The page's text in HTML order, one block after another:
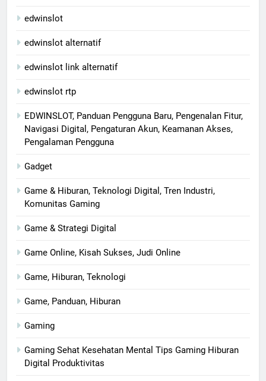
edwinslot
edwinslot alternatif
edwinslot link alternatif
edwinslot rtp
EDWINSLOT, Panduan Pengguna Baru, Pengenalan Fitur,
Navigasi Digital, Pengaturan Akun, Keamanan Akses,
Pengalaman Pengguna
Gadget
Game & Hiburan, Teknologi Digital, Tren Industri,
Komunitas Gaming
Game & Strategi Digital
Game Online, Kisah Sukses, Judi Online
Game, Hiburan, Teknologi
Game, Panduan, Hiburan
Gaming
Gaming Sehat Kesehatan Mental Tips Gaming Hiburan
Digital Produktivitas